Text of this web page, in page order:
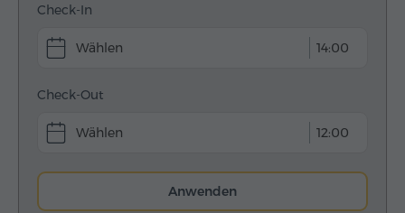
Check-In
14:00
Check-Out
12:00
Anwenden